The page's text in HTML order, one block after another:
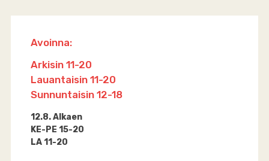
Avoinna:
Arkisin 11-20
Lauantaisin 11-20
Sunnuntaisin 12-18
12.8. Alkaen
KE-PE 15-20
LA 11-20